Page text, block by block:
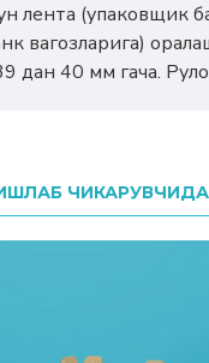
лента (упаковщик
вагозларига)
дан 40 мм гача.